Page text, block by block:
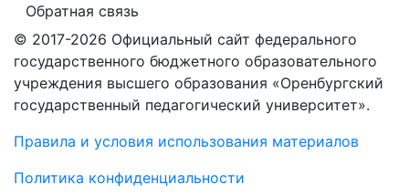
Обратная связь
© 2017-2026 Официальный сайт федерального
государственного бюджетного образовательного
учреждения высшего образования «Оренбургский
государственный педагогический университет».
Правила и условия использования материалов
Политика конфиденциальности